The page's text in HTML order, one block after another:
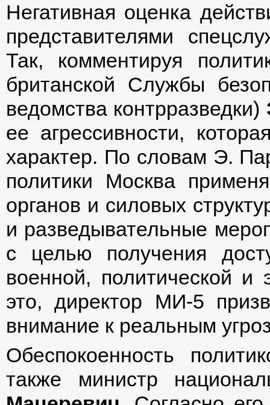
Негативная оценка
представителями
Так, комментируя
британской Службы
ведомства контрразведки)
ее агрессивности,
характер. По словам Э.
политики Москва
органов и силовых
и разведывательные
с целью получения
военной, политической и
это, директор МИ-5
внимание к реальным
Обеспокоенность
также министр